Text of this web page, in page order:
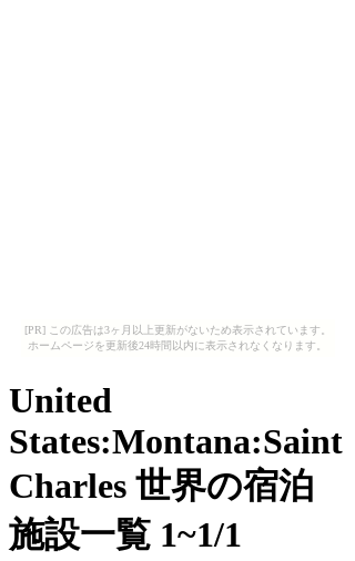
[PR] この広告は3ヶ月以上更新がないため表示されています。
ホームページを更新後24時間以内に表示されなくなります。
United
States:Montana:Saint
Charles 世界の宿泊
施設一覧 1~1/1